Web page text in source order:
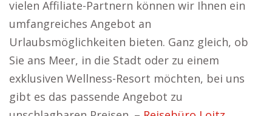
vielen Affiliate-Partnern können wir Ihnen ein
umfangreiches Angebot an
Urlaubsmöglichkeiten bieten. Ganz gleich, ob
Sie ans Meer, in die Stadt oder zu einem
exklusiven Wellness-Resort möchten, bei uns
gibt es das passende Angebot zu